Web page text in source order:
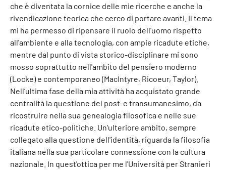
che è diventata la cornice delle mie ricerche e anche la
rivendicazione teorica che cerco di portare avanti. Il tema
mi ha permesso di ripensare il ruolo dell'uomo rispetto
all'ambiente e alla tecnologia, con ampie ricadute etiche,
mentre dal punto di vista storico-disciplinare mi sono
mosso soprattutto nell'ambito del pensiero moderno
(Locke) e contemporaneo (MacIntyre, Ricoeur, Taylor).
Nell’ultima fase della mia attività ha acquistato grande
centralità la questione del post-e transumanesimo, da
ricostruire nella sua genealogia filosofica e nelle sue
ricadute etico-politiche. Un'ulteriore ambito, sempre
collegato alla questione dell'identità, riguarda la filosofia
italiana nella sua particolare connessione con la cultura
nazionale. In quest'ottica per me l'Università per Stranieri